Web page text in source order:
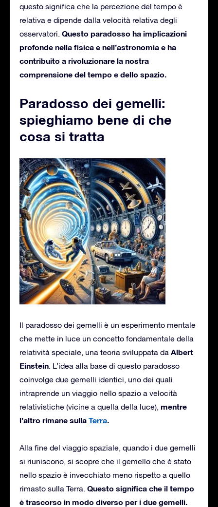
questo significa che la percezione del tempo è
relativa e dipende dalla velocità relativa degli
osservatori. Questo paradosso ha implicazioni
profonde nella fisica e nell’astronomia e ha
contribuito a rivoluzionare la nostra
comprensione del tempo e dello spazio.
Paradosso dei gemelli:
spieghiamo bene di che
cosa si tratta
Il paradosso dei gemelli è un esperimento mentale
che mette in luce un concetto fondamentale della
relatività speciale, una teoria sviluppata da Albert
Einstein. L’idea alla base di questo paradosso
coinvolge due gemelli identici, uno dei quali
intraprende un viaggio nello spazio a velocità
relativistiche (vicine a quella della luce), mentre
l’altro rimane sulla Terra.
Alla fine del viaggio spaziale, quando i due gemelli
si riuniscono, si scopre che il gemello che è stato
nello spazio è invecchiato meno rispetto a quello
rimasto sulla Terra. Questo significa che il tempo
è trascorso in modo diverso per i due gemelli.